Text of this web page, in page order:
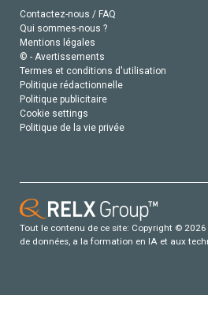
Contactez-nous / FAQ
Qui sommes-nous ?
Mentions légales
© - Avertissements
Termes et conditions d'utilisation
Politique rédactionnelle
Politique publicitaire
Cookie settings
Politique de la vie privée
Tout le contenu de ce site: Copyright ©
de données, a la formation en IA et aux